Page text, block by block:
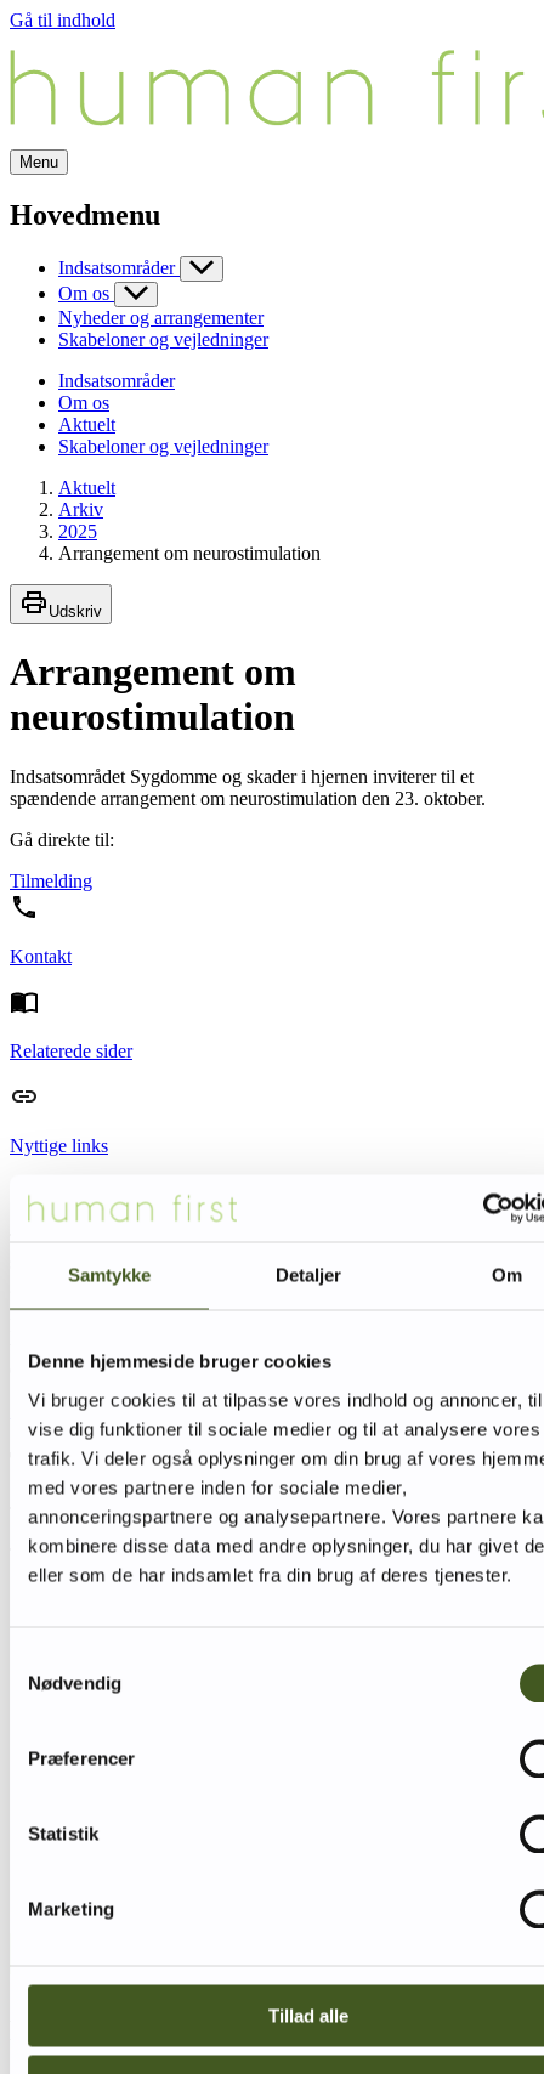
Samtykke Detaljer Om
Denne hjemmeside bruger cookies
Vi bruger cookies til at tilpasse vores indhold og annoncer,
vise dig funktioner til sociale medier og til at analysere vores
trafik. Vi deler også oplysninger om din brug af vores
med vores partnere inden for sociale medier,
annonceringspartnere og analysepartnere. Vores partnere
kombinere disse data med andre oplysninger, du har givet
eller som de har indsamlet fra din brug af deres tjenester.
Nødvendig
Præferencer
Statistik
Marketing
Tillad alle
Gå til indhold
Menu
Hovedmenu
Indsatsområder
Om os
Nyheder og arrangementer
Skabeloner og vejledninger
Indsatsområder
Om os
Aktuelt
Skabeloner og vejledninger
Aktuelt
Arkiv
2025
Arrangement om neurostimulation
Udskriv
Arrangement om
neurostimulation
Indsatsområdet Sygdomme og skader i hjernen inviterer til et
spændende arrangement om neurostimulation den 23. oktober.
Gå direkte til:
Tilmelding
Kontakt
Relaterede sider
Nyttige links
gjort inden for neurostimulation.
erfaring på området.
Se programmet for dagen.
Tilmelding
Tilmeld dig ved at sende en mail tilmettehp@au.dk.
Tilmeldingsfrist den 20. oktober.